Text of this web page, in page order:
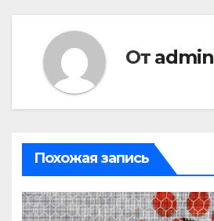
От admin
Похожая запись